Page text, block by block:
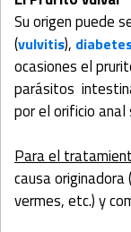
Su origen puede
(vulvitis),
ocasiones el
parásitos
por el orificio anal
Para el
causa originadora
vermes, etc.) y